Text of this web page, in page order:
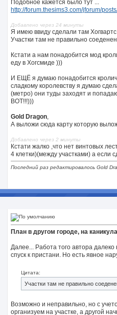
Подобное кажется было тут ...
http://forum.thesims3.com/jforum/
Добавлено через 24 минуты
Я имею ввиду сделали там
Участки там не правильно
Кстати а нам понадобится мод
еду в Хогсмиде )))
И ЕЩЁ я думаю понадобится
сладкому королевству я думаю
(метро) они туды заходят и
ВОТ!!!)))
Gold Dragon,
А выложи сюда карту которую
Добавлено через 2 минуты
Кстати жалко ,что нет винтовых
4 клетки)(между участками) а если
Последний раз редактировалось Gold
План в другом городе, на
Далее... Работа того автора
спуск к пристани. Но есть явное
Цитата:
Участки там не правильно
Возможно и неправильно, но с
организуем на участке, а другой